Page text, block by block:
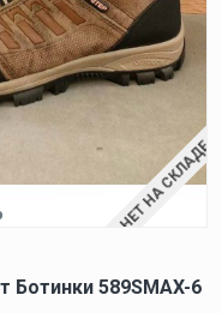
НЕТ НА СКЛАДЕ
589SMAX-6